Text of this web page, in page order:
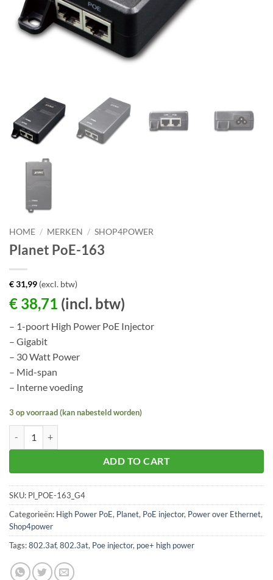
HOME / MERKEN / SHOP4POWER
Planet PoE-163
€31,99 (excl. btw)
€ 38,71 (incl. btw)
– 1-poort High Power PoE Injector
– Gigabit
– 30 Watt Power
– Mid-span
– Interne voeding
3 op voorraad (kan nabesteld worden)
ADD TO CART
SKU: Pl_POE-163_G4
Categorieën: High Power PoE, Planet, PoE injector, Power over Ethernet,
Shop4power
Tags:802.3af,802.3at, Poe injector, poe+ high power